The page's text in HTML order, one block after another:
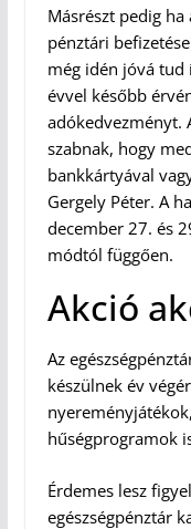
Másrészt pedig
pénztári
még idén jóvá tud
évvel később
adókedvezményt.
szabnak, hogy
bankkártyával
Gergely Péter. A
december 27. és
módtól függően.
Akció
Az
készülnek év
hűségprogramok
Érdemes lesz
egészségpénztár